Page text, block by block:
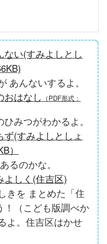
い(すみよしとし
あんないするよ。
おはなし （PDF形式：
みつがわかるよ。
(すみよしとしょ
）
るのかな。
よしく(住吉区)
きを まとめた「住
！（こども版調べか
よ。住吉区はかせ